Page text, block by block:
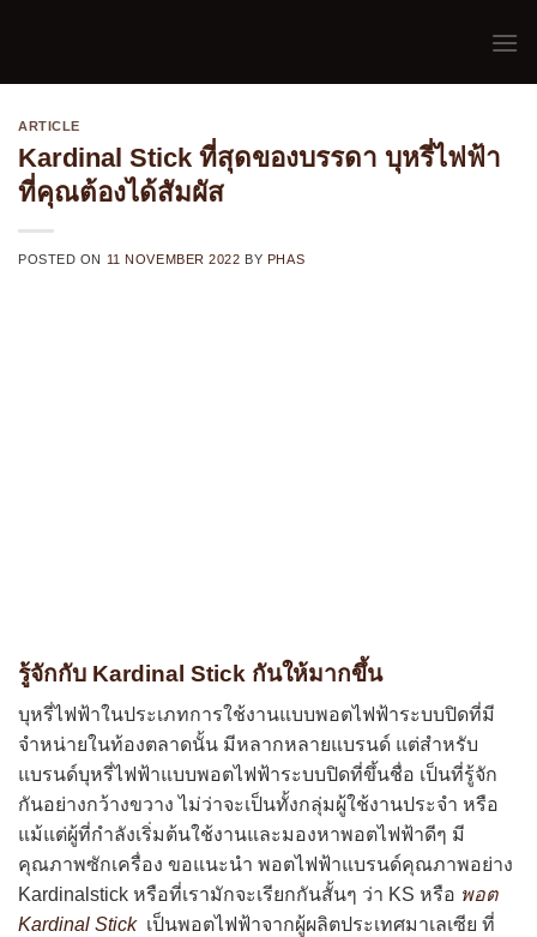
ARTICLE
Kardinal Stick ที่สุดของบรรดา บุหรี่ไฟฟ้า
ที่คุณต้องได้สัมผัส
POSTED ON 11 NOVEMBER 2022 BY PHAS
รู้จักกับ Kardinal Stick กันให้มากขึ้น
บุหรี่ไฟฟ้าในประเภทการใช้งานแบบพอตไฟฟ้าระบบปิดที่มี
จำหน่ายในท้องตลาดนั้น มีหลากหลายแบรนด์ แต่สำหรับ
แบรนด์บุหรี่ไฟฟ้าแบบพอตไฟฟ้าระบบปิดที่ขึ้นชื่อ เป็นที่รู้จัก
กันอย่างกว้างขวาง ไม่ว่าจะเป็นทั้งกลุ่มผู้ใช้งานประจำ หรือ
แม้แต่ผู้ที่กำลังเริ่มต้นใช้งานและมองหาพอตไฟฟ้าดีๆ มี
คุณภาพซักเครื่อง ขอแนะนำ พอตไฟฟ้าแบรนด์คุณภาพอย่าง
Kardinalstick หรือที่เรามักจะเรียกกันสั้นๆ ว่า KS หรือ พอต
Kardinal Stickเป็นพอตไฟฟ้าจากผู้ผลิตประเทศมาเลเซีย ที่